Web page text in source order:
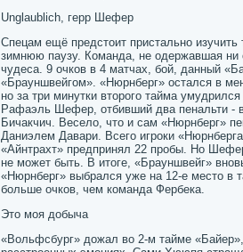
Unglaublich, герр Шефер
Спецам ещё предстоит пристально
зимнюю паузу. Команда, не одержавшая ни
чудеса. 9 очков в 4 матчах, бой, данный
«Брауншвейгом». «Нюрнберг» остался в
но за три минутки второго тайма
Рафаэль Шефер, отбивший два пенальти -
Бичакчич. Весело, что и сам «Нюрнберг»
Даниэлем Давари. Всего игроки
«Айнтрахт» предпринял 22 пробы. Но
не может быть. В итоге, «Брауншвейг»
«Нюрнберг» выбрался уже на 12-е место в
больше очков, чем команда Фербека.
Это моя добыча
«Вольфсбург» дожал во 2-м тайме